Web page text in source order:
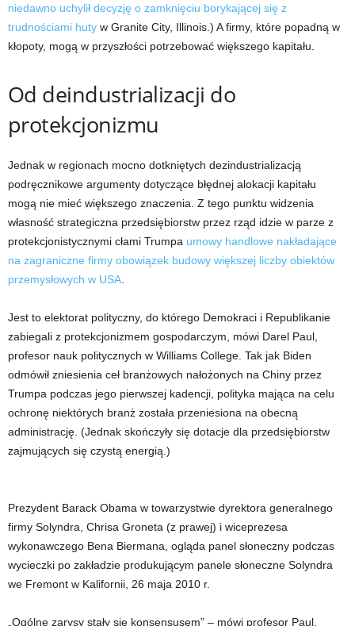
niedawno uchylił decyzję o zamknięciu borykającej się z
trudnościami huty w Granite City, Illinois.) A firmy, które popadną w
kłopoty, mogą w przyszłości potrzebować większego kapitału.
Od deindustrializacji do
protekcjonizmu
Jednak w regionach mocno dotkniętych dezindustrializacją
podręcznikowe argumenty dotyczące błędnej alokacji kapitału
mogą nie mieć większego znaczenia. Z tego punktu widzenia
własność strategiczna przedsiębiorstw przez rząd idzie w parze z
protekcjonistycznymi cłami Trumpa umowy handlowe nakładające
na zagraniczne firmy obowiązek budowy większej liczby obiektów
przemysłowych w USA
Jest to elektorat polityczny, do którego Demokraci i Republikanie
zabiegali z protekcjonizmem gospodarczym, mówi Darel Paul,
profesor nauk politycznych w Williams College. Tak jak Biden
odmówił zniesienia ceł branżowych nałożonych na Chiny przez
Trumpa podczas jego pierwszej kadencji, polityka mająca na celu
ochronę niektórych branż została przeniesiona na obecną
administrację. (Jednak skończyły się dotacje dla przedsiębiorstw
zajmujących się czystą energią.)
Prezydent Barack Obama w towarzystwie dyrektora generalnego
firmy Solyndra, Chrisa Groneta (z prawej) i wiceprezesa
wykonawczego Bena Biermana, ogląda panel słoneczny podczas
wycieczki po zakładzie produkującym panele słoneczne Solyndra
we Fremont w Kalifornii, 26 maja 2010 r.
„Ogólne zarysy stały się konsensusem” – mówi profesor Paul.